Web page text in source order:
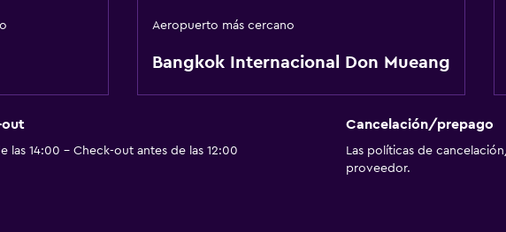
Aeropuerto más cercano
Bangkok Internacional Don Mueang
out
las 14:00 - Check-out antes de las 12:00
Cancelación/prepago
Las políticas de
proveedor.